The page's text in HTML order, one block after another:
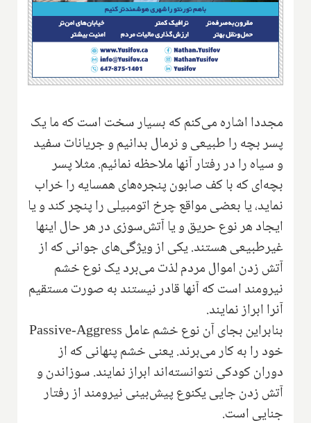
مجددا اشاره می‌کنم که بسیار سخت است که ما یک
پسر بچه را طبیعی و نرمال بدانیم و جریانات سفید
و سیاه را در رفتار آنها ملاحظه نمائیم. مثلا پسر
بچه‌ای که با کف صابون پنجره‌های همسایه را خراب
نماید، یا بعضی مواقع چرخ اتومبیلی را پنچر کند و یا
ایجاد هر نوع حریق و یا آتش‌سوزی در هر حال اینها
غیرطبیعی هستند. یکی از ویژگی‌های جوانی که از
آتش زدن اموال مردم لذت می‌برد‌ یک نوع خشم
نیرومند است که آنها قادر نیستند به صورت مستقیم
آنرا ابراز نمایند.
بنابراین بجای آن نوع خشم عاملPassive-Aggress
خود را به کار می‌برند. یعنی خشم پنهانی که از
دوران کودکی نتوانسته‌اند ابراز نمایند. سوزاندن و
آتش زدن جایی یکنوع پیش‌بینی نیرومند از رفتار
جنایی است.